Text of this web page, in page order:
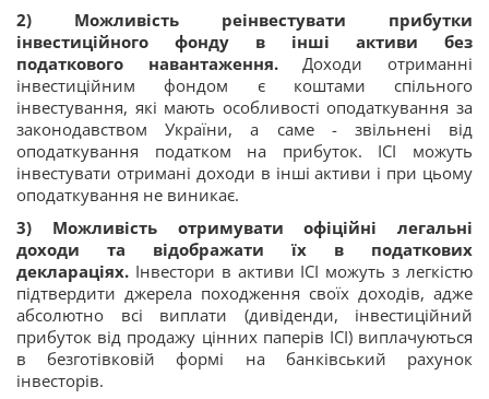
2)
Можливість реінвестувати прибутки
інвестиційного фонду в інші активи без
податкового навантаження.Доходи отриманні
інвестиційним фондом є коштами спільного
інвестування, які мають особливості оподаткування за
законодавством України, а саме - звільнені від
оподаткування податком на прибуток. ІСІ можуть
інвестувати отримані доходи в інші активи і при цьому
оподаткування не виникає.
3)
Можливість отримувати офіційні легальні
доходи та відображати їх в податкових
деклараціях. Інвестори в активи ІСІ можуть з легкістю
підтвердити джерела походження своїх доходів, адже
абсолютно всі виплати (дивіденди, інвестиційний
прибуток від продажу цінних паперів ІСІ) виплачуються
в безготівковій формі на банківський рахунок
інвесторів.